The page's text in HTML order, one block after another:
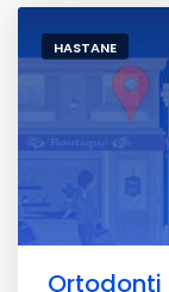
HASTANE
Ortodonti